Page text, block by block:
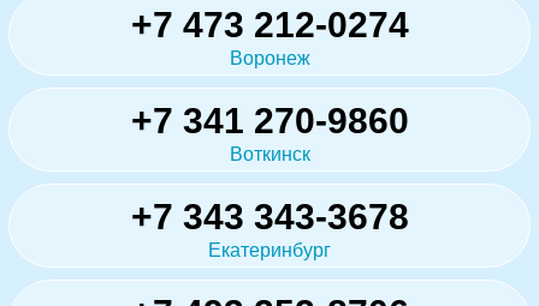
+7 473 212-0274
Воронеж
+7 341 270-9860
Воткинск
+7 343 343-3678
Екатеринбург